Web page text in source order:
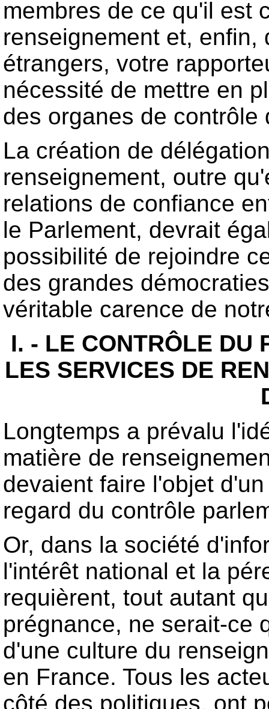
membres de ce qu'il est
renseignement et, enfin,
étrangers, votre
nécessité de mettre en
des organes de contrôle
La création de
renseignement, outre
relations de confiance
le Parlement, devrait
possibilité de rejoindre
des grandes
véritable carence de
I. - LE CONTRÔLE DU
LES SERVICES DE
Longtemps a prévalu
matière de
devaient faire l'objet
regard du contrôle
Or, dans la société
l'intérêt national et la
requièrent, tout autant
prégnance, ne serait-ce
d'une culture du
en France. Tous les
côté des politiques, ont